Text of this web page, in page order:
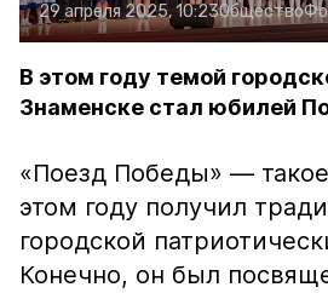
29 апреля 2025, 10:23Общество
В этом году темой
Знаменске стал юбилей
«Поезд Победы» —
этом году получил
городской
Конечно, он был